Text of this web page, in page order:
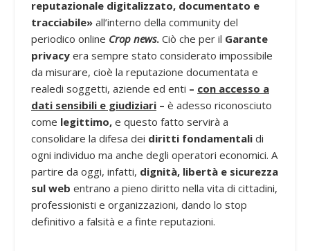
reputazionale digitalizzato, documentato e
tracciabile» all’interno della community del
periodico online Crop news. Ciò che per il Garante
privacy era sempre stato considerato impossibile
da misurare, cioè la reputazione documentata e
realedi soggetti, aziende ed enti – con accesso a
dati sensibili e giudiziari – è adesso riconosciuto
come legittimo, e questo fatto servirà a
consolidare la difesa dei diritti fondamentali di
ogni individuo ma anche degli operatori economici. A
partire da oggi, infatti, dignità, libertà e sicurezza
sul web entrano a pieno diritto nella vita di cittadini,
professionisti e organizzazioni, dando lo stop
definitivo a falsità e a finte reputazioni.